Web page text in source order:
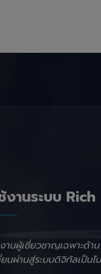
านระบบ Rich
นผู้เชี่ยวชาญเฉพาะด้า
ผ่านสู่ระบบดิจิทัลเป็นไ